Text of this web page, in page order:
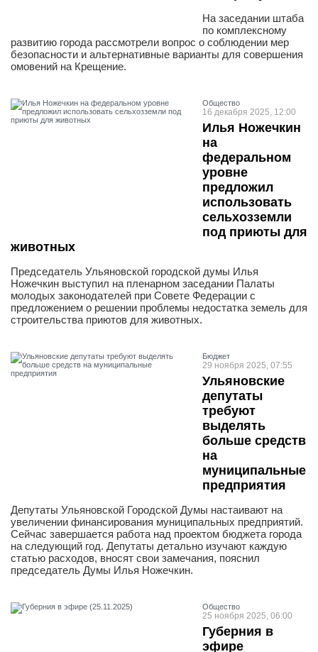
На заседании штаба
по комплексному
развитию города рассмотрели вопрос о соблюдении мер
безопасности и альтернативные варианты для совершения
омовений на Крещение.
Общество
16 декабря 2025, 12:00
Илья Ножечкин
на
федеральном
уровне
предложил
использовать
сельхозземли
под приюты для
животных
Председатель Ульяновской городской думы Илья
Ножечкин выступил на пленарном заседании Палаты
молодых законодателей при Совете Федерации с
предложением о решении проблемы недостатка земель для
строительства приютов для животных.
Бюджет
29 ноября 2025, 07:55
Ульяновские
депутаты
требуют
выделять
больше средств
на
муниципальные
предприятия
Депутаты Ульяновской Городской Думы настаивают на
увеличении финансирования муниципальных предприятий.
Сейчас завершается работа над проектом бюджета города
на следующий год. Депутаты детально изучают каждую
статью расходов, вносят свои замечания, пояснил
председатель Думы Илья Ножечкин.
Общество
25 ноября 2025, 06:00
Губерния в
эфире